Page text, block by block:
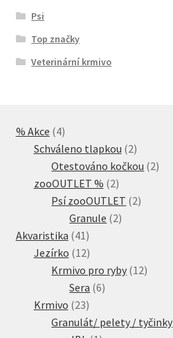
Psi
Top značky
Veterinární krmivo
% Akce 44
produkty
Schváleno tlapkou 22
produkty
Otestováno kočkou 22
zooOUTLET % 22
produkty
Psí zooOUTLET 22
Granule 22
Akvaristika 41 41
produktů
Jezírko 1212
produktů
Krmivo pro ryby 1212
Sera 66
Krmivo 2323
produktů
Granulát/ pelety / tyčinky